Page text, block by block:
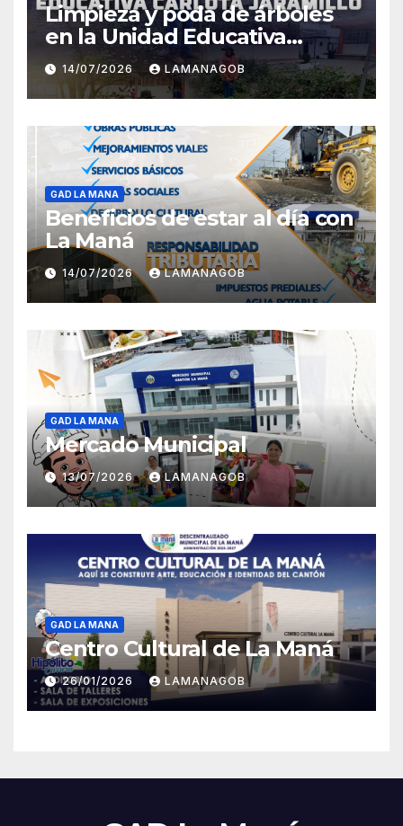
Limpieza y poda de árboles
en la Unidad Educativa
Carlota Jaramillo
14/07/2026 LAMANAGOB
GAD LA MANA
Beneficios de estar al día con
La Maná
14/07/2026 LAMANAGOB
GAD LA MANA
Mercado Municipal
13/07/2026 LAMANAGOB
GAD LA MANA
Centro Cultural de La Maná
26/01/2026 LAMANAGOB